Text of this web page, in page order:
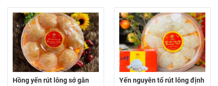
Hồng yến rút lông sớ gân
Yến nguyên tổ rút lông định